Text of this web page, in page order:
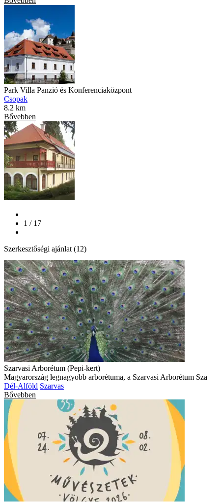
Park Villa Panzió és Konferenciaközpont
Csopak
8.2 km
Bővebben
1 / 17
Szerkesztőségi ajánlat (12)
Szarvasi Arborétum (Pepi-kert)
Magyarország legnagyobb arborétuma, a Szarvasi Arborétum Sza
Dél-Alföld Szarvas
Bővebben